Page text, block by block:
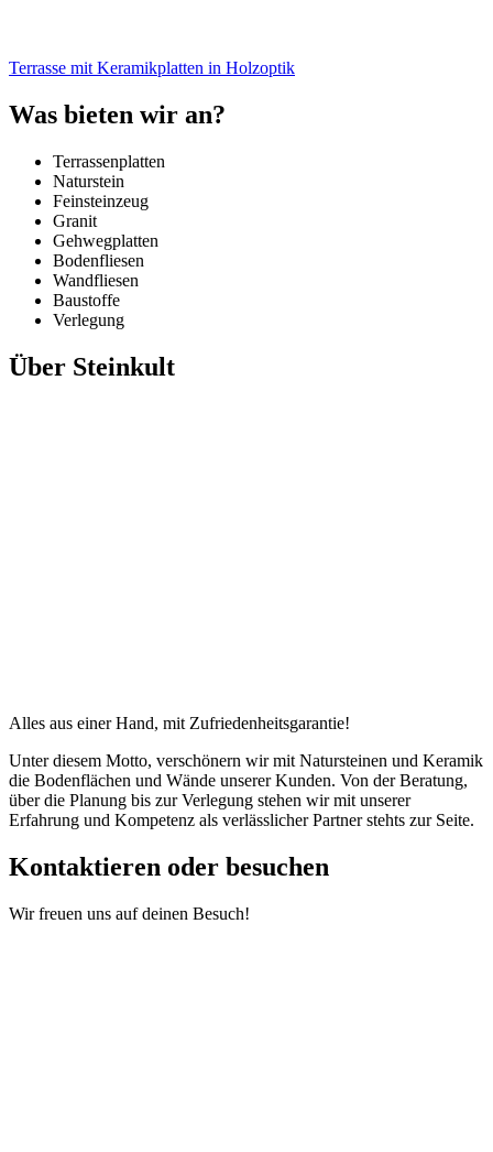
Terrasse mit Keramikplatten in Holzoptik
Was bieten wir an?
Terrassenplatten
Naturstein
Feinsteinzeug
Granit
Gehwegplatten
Bodenfliesen
Wandfliesen
Baustoffe
Verlegung
Über Steinkult
Alles aus einer Hand, mit Zufriedenheitsgarantie!
Unter diesem Motto, verschönern wir mit Natursteinen und Keramik
die Bodenflächen und Wände unserer Kunden. Von der Beratung,
über die Planung bis zur Verlegung stehen wir mit unserer
Erfahrung und Kompetenz als verlässlicher Partner stehts zur Seite.
Kontaktieren oder besuchen
Wir freuen uns auf deinen Besuch!